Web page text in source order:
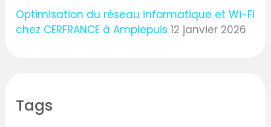
Optimisation du réseau informatique et Wi-Fi
chez CERFRANCE à Amplepuis 12 janvier 2026
Tags